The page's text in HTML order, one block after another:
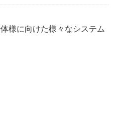
様に向けた様々なシステム